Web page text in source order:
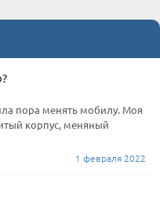
пора менять мобилу. Моя
корпус, меняный
1 февраля 2022